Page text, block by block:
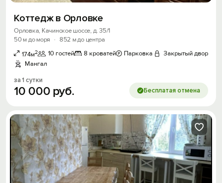
Коттедж в Орловке
Орловка, Качинское шоссе, д. 35/1
50 м до моря
· 852 м до центра
174м2 10 гостей 8 кроватей Парковка
Закрытый двор
Мангал
за 1 сутки
10 000 руб. Бесплатая отмена